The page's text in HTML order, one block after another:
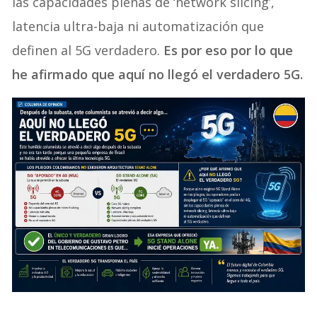
latencia ultra-baja ni automatización que
definen al 5G verdadero. Es por eso por lo que
he afirmado que aquí no llegó el verdadero 5G.